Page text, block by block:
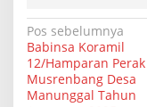
N
a
v
Pos sebelumnya
Babinsa Koramil
12/Hamparan
Musrenbang Desa
Manunggal Tahun